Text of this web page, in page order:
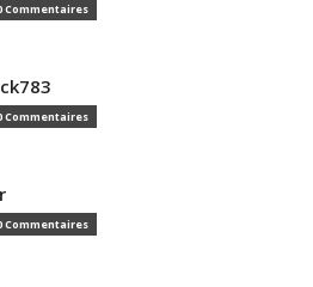
Commentaires
Commentaires
Commentaires